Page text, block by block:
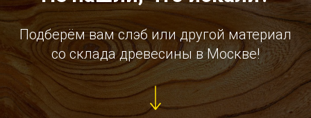
Подберём вам слэб или другой материал
со склада древесины в Москве!